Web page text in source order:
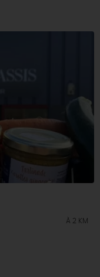
À 2 KM